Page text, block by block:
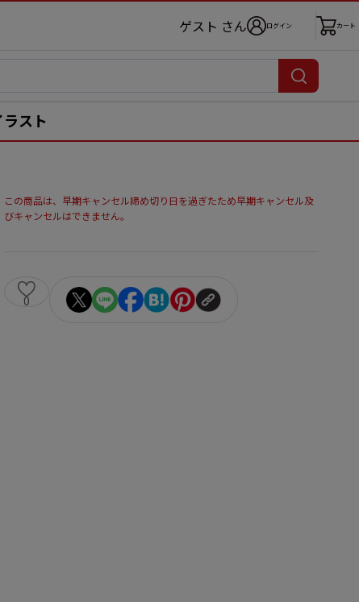
ゲスト さん ログイン カート
スト
この商品は、早期キャンセル締め切り日を過ぎたため早期キャンセル及
びキャンセルはできません。
0